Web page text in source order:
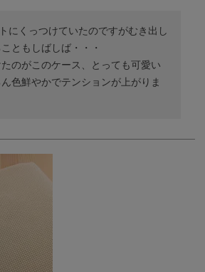
にくっつけていたのですがむき出し
ともしばしば・・・
のがこのケース、とっても可愛い
色鮮やかでテンションが上がりま